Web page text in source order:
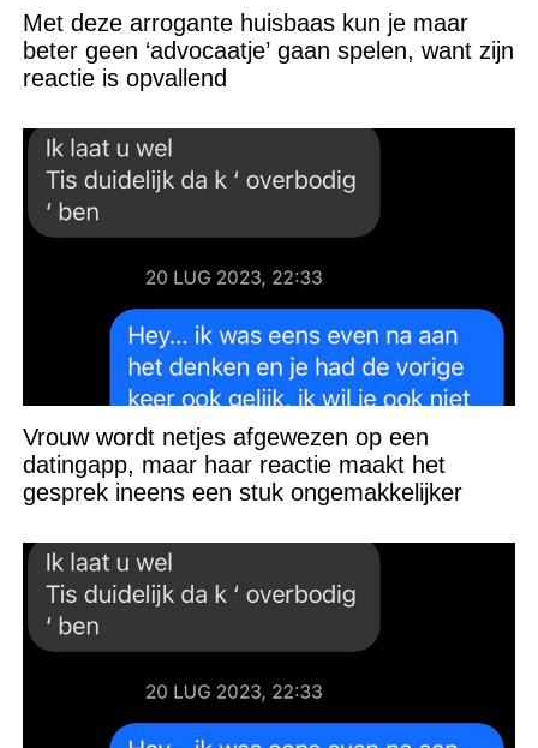
Met deze arrogante huisbaas kun je maar
beter geen ‘advocaatje’ gaan spelen, want zijn
reactie is opvallend
Vrouw wordt netjes afgewezen op een
datingapp, maar haar reactie maakt het
gesprek ineens een stuk ongemakkelijker